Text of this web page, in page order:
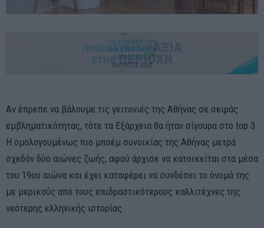
Αν έπρεπε να βάλουμε τις γειτονιές της Αθήνας σε σειράς
εμβληματικότητας, τότε τα Εξάρχεια θα ήταν σίγουρα στο top 3.
Η ομολογουμένως πιο μποέμ συνοικίας της Αθήνας μετρά
σχεδόν δύο αιώνες ζωής, αφού άρχισε να κατοικείται στα μέσα
του 19ου αιώνα και έχει καταφέρει να συνδέσει το όνομά της
με μερικούς από τους επιδραστικότερους καλλιτέχνες της
νεότερης ελληνικής ιστορίας.